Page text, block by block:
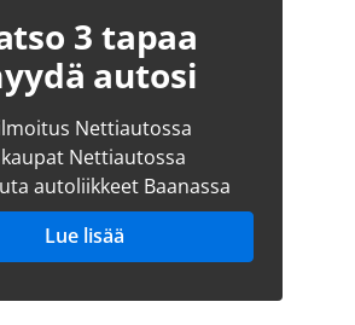
3 tapaa
autosi
Nettiautossa
Nettiautossa
autoliikkeet Baanassa
Lue lisää